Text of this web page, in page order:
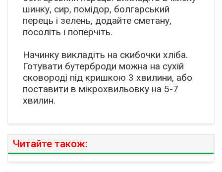
шинку, сир, помідор, болгарський
перець і зелень, додайте сметану,
посоліть і поперчіть.
Начинку викладіть на скибочки хліба.
Готувати бутерброди можна на сухій
сковороді під кришкою 3 хвилини, або
поставити в мікрохвильовку на 5-7
хвилин.
Читайте також: